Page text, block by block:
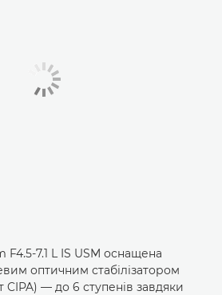
7.1 L IS USM оснащена
оптичним стабілізатором
— до 6 ступенів завдяки